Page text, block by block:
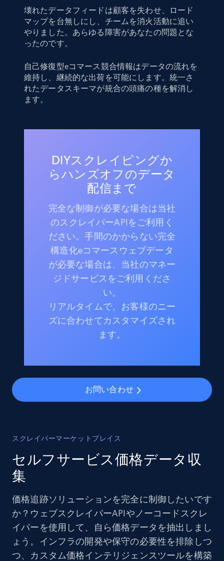
壊れたデータフィードは顧客を失わせ、ロード
マップを台無しにし、チームを消火活動に追い
やりました。あらゆる障害があなたの問題とな
ったのです。
自己修復型eコマース競合情報はデータの流れを
維持し、継続的な出荷を可能にします。統一さ
れたデータスキーマが統合の頭痛の種を解消し
ます。
DIYスクレイピングか
らハンズオフのデータ
配信まで
完全な制御が必要な場合は当社
のスクレイパーAPIをご利用く
ださい。手間のかからない完全
構造化eコマースウェブデータ
が必要な場合は、当社のマネー
ジドサービスをご利用くださ
い。
リアルタイムで、お客様のニー
ズに合わせてカスタマイズされ
ます。
お問い合わせ
スクレイパーマーケットプレイス
セルフサービス価格データ収
集
価格追跡ソリューションを完全に制御したいです
か？ウェブスクレイパーAPIやノーコードスクレ
イパーを使用して、自ら価格データを抽出しまし
ょう。インフラの開発や保守の必要性を排除しつ
つ、カスタム価格インテリジェンスツールを構築